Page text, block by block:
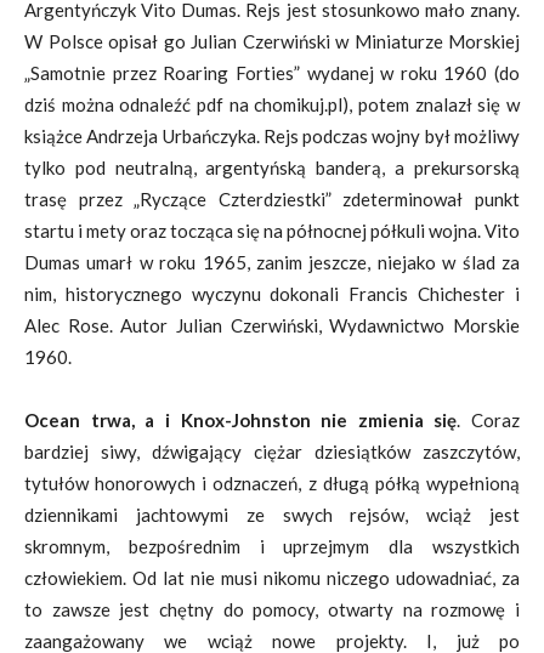
Argentyńczyk Vito Dumas. Rejs jest stosunkowo mało znany.
W Polsce opisał go Julian Czerwiński w Miniaturze Morskiej
„Samotnie przez Roaring Forties” wydanej w roku 1960 (do
dziś można odnaleźć pdf na chomikuj.pl), potem znalazł się w
książce Andrzeja Urbańczyka. Rejs podczas wojny był możliwy
tylko pod neutralną, argentyńską banderą, a prekursorską
trasę przez „Ryczące Czterdziestki” zdeterminował punkt
startu i mety oraz tocząca się na północnej półkuli wojna. Vito
Dumas umarł w roku 1965, zanim jeszcze, niejako w ślad za
nim, historycznego wyczynu dokonali Francis Chichester i
Alec Rose. Autor Julian Czerwiński, Wydawnictwo Morskie
1960.
Ocean trwa, a i Knox-Johnston nie zmienia się. Coraz
bardziej siwy, dźwigający ciężar dziesiątków zaszczytów,
tytułów honorowych i odznaczeń, z długą półką wypełnioną
dziennikami jachtowymi ze swych rejsów, wciąż jest
skromnym, bezpośrednim i uprzejmym dla wszystkich
człowiekiem. Od lat nie musi nikomu niczego udowadniać, za
to zawsze jest chętny do pomocy, otwarty na rozmowę i
zaangażowany we wciąż nowe projekty. I, już po